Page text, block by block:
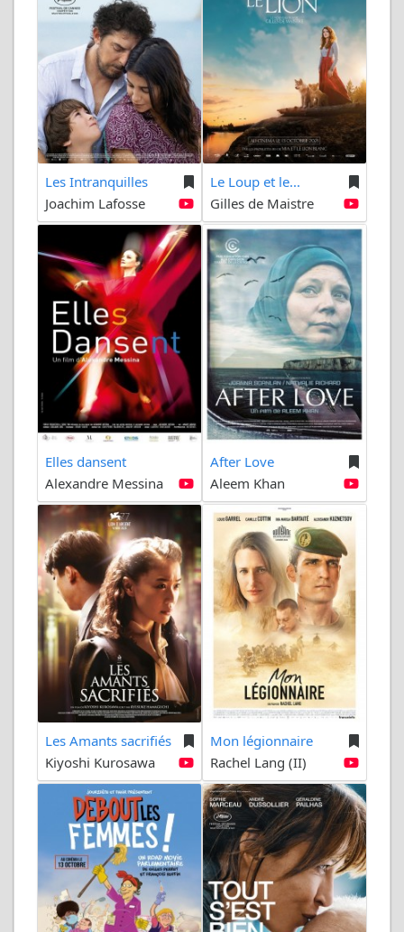
Les Intranquilles
Joachim Lafosse
Le Loup et le...
Gilles de Maistre
Elles dansent
Alexandre Messina
After Love
Aleem Khan
Les Amants sacrifiés
Kiyoshi Kurosawa
Mon légionnaire
Rachel Lang (II)